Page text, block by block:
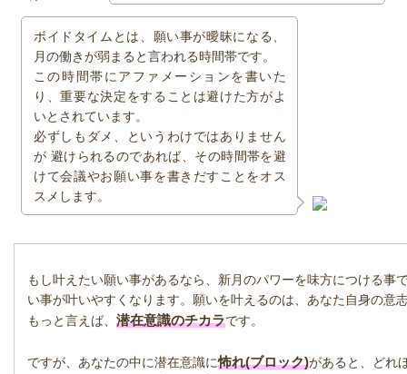
ボイドタイムとは、願い事が曖昧になる、
月の働きが弱まると言われる時間帯です。
この時間帯にアファメーションを書いた
り、重要な決定をすることは避けた方がよ
いとされています。
必ずしもダメ、というわけではありません
が 避けられるのであれば、その時間帯を避
けて会議やお願い事を書きだすことをオス
スメします。
もし叶えたい願い事があるなら、新月のパワーを味方につける事
い事が叶いやすくなります。願いを叶えるのは、あなた自身の意
もっと言えば、 潜在意識のチカラです。
ですが、あなたの中に潜在意識に怖れ(ブロック)があると、どれ